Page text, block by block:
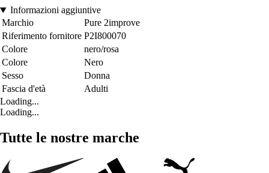
Informazioni aggiuntive
Marchio
Pure 2improve
Riferimento fornitore P2I800070
Colore
nero/rosa
Colore
Nero
Sesso
Donna
Fascia d'età
Adulti
Loading...
Loading...
Tutte le nostre marche